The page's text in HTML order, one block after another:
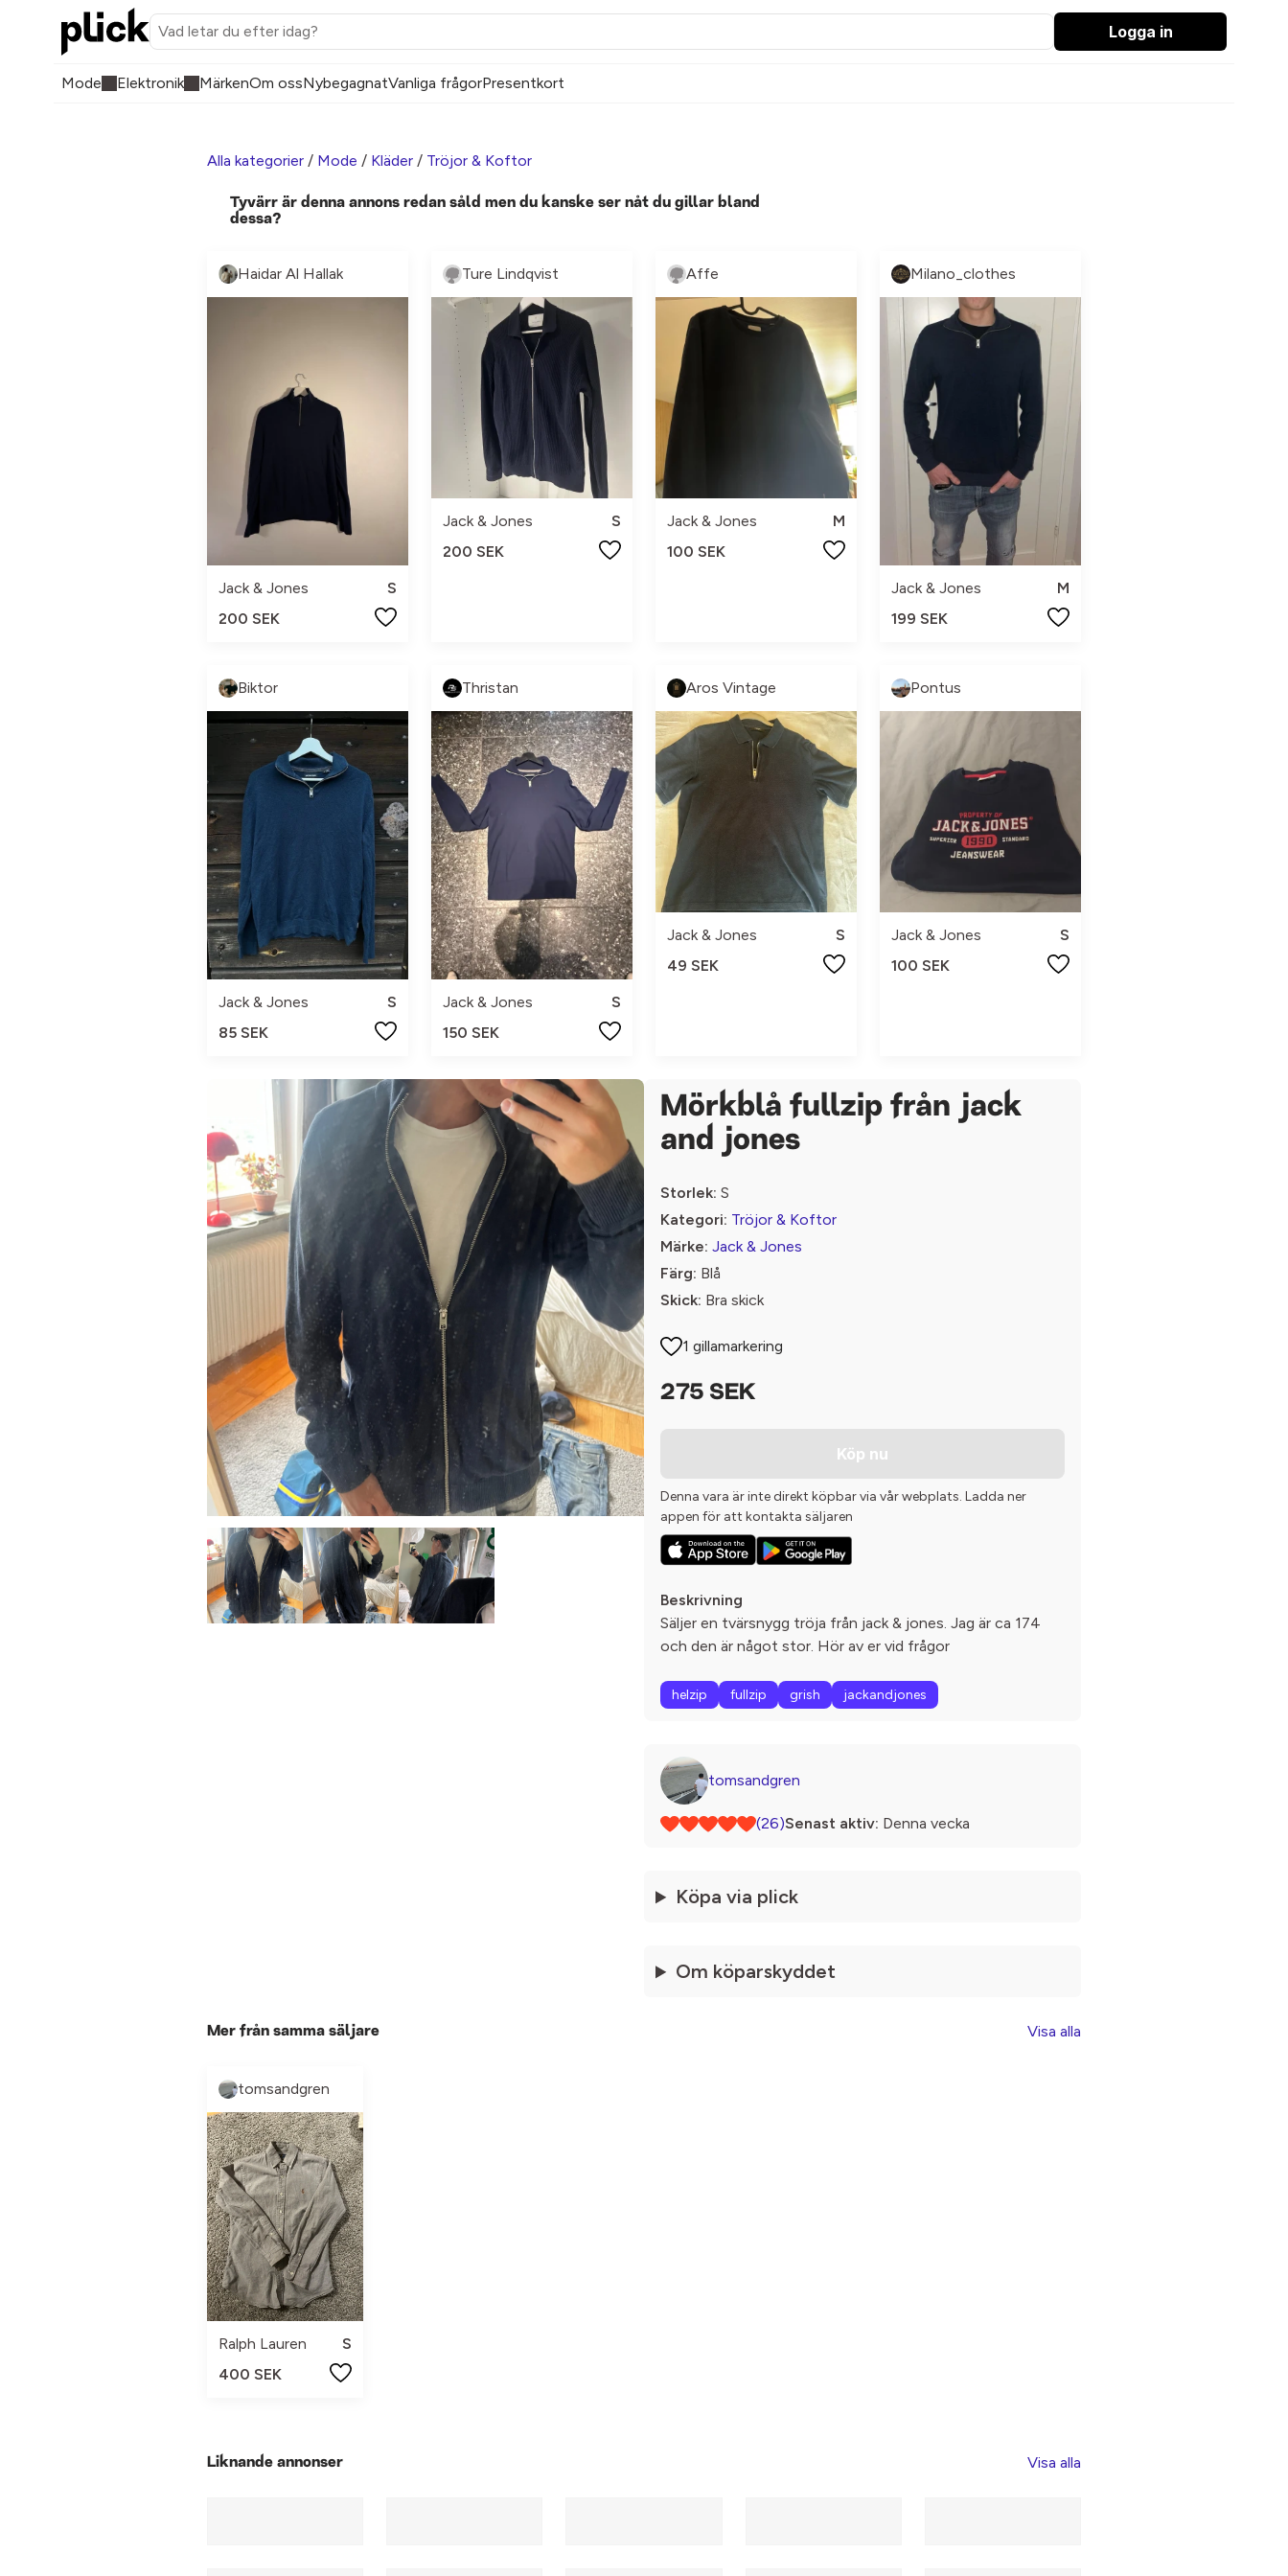
Logga in
Mode Elektronik MärkenOm ossNybegagnatVanliga frågorPresentkort
Alla kategorier / Mode / Kläder / Tröjor & Koftor
Tyvärr är denna annons redan såld men du kanske ser nåt du gillar bland
dessa?
Haidar Al Hallak
Jack & Jones
S
200 SEK
Ture Lindqvist
Jack & Jones
S
200 SEK
Affe
Jack & Jones
M
100 SEK
Milano_clothes
Jack & Jones
M
199 SEK
Biktor
Jack & Jones
S
85 SEK
Thristan
Jack & Jones
S
150 SEK
Aros Vintage
Jack & Jones
S
49 SEK
Pontus
Jack & Jones
S
100 SEK
Mörkblå fullzip från jack
and jones
Storlek: S
Kategori: Tröjor & Koftor
Märke: Jack & Jones
Färg: Blå
Skick: Bra skick
1 gillamarkering
275 SEK
Köp nu
Denna vara är inte direkt köpbar via vår webplats. Ladda ner
appen för att kontakta säljaren
Beskrivning
Säljer en tvärsnygg tröja från jack & jones. Jag är ca 174
och den är något stor. Hör av er vid frågor
helzip fullzip grish jackandjones
tomsandgren
(26)Senast aktiv: Denna vecka
Köpa via plick
Om köparskyddet
Mer från samma säljare Visa alla
tomsandgren
Ralph Lauren
S
400 SEK
Liknande annonser Visa alla